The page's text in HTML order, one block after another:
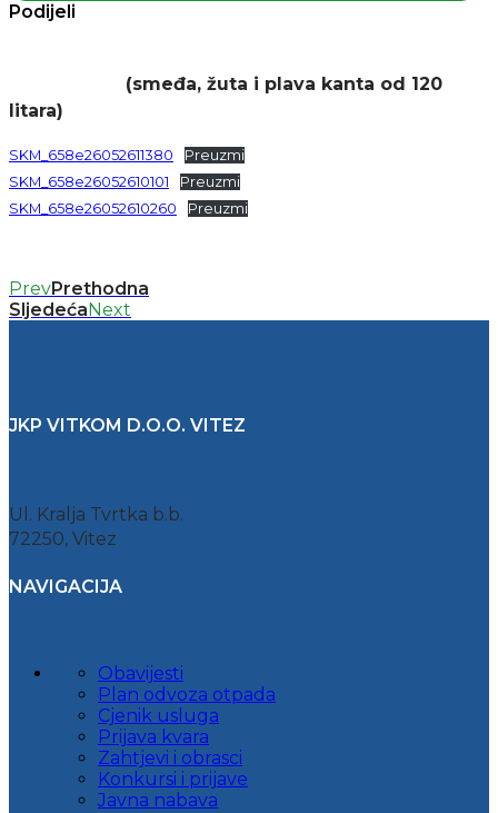
Podijeli
(smeđa, žuta i plava kanta od 120
litara)
SKM_658e26052611380
Preuzmi
SKM_658e26052610101
Preuzmi
SKM_658e26052610260
Preuzmi
PrevPrethodna
SljedećaNext
JKP VITKOM D.O.O. VITEZ
Ul. Kralja Tvrtka b.b.
72250, Vitez
NAVIGACIJA
Obavijesti
Plan odvoza otpada
Cjenik usluga
Prijava kvara
Zahtjevi i obrasci
Konkursi i prijave
Javna nabava